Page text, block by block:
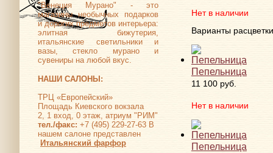
"Венеция Мурано" - это
магазины необычных подарков
и дорогих предметов интерьера:
элитная бижутерия,
итальянские светильники и
вазы, стекло мурано и
сувениры на любой вкус.
НАШИ САЛОНЫ:
ТРЦ «Европейский»
Площадь Киевского вокзала
2, 1 вход, 0 этаж, атриум "РИМ"
тел./факс: +7 (495) 229-27-63 В
нашем салоне представлен
Итальянский фарфор
Нет в наличии
Варианты расцветки
Пепельница
11 100 руб.
Нет в наличии
Пепельница